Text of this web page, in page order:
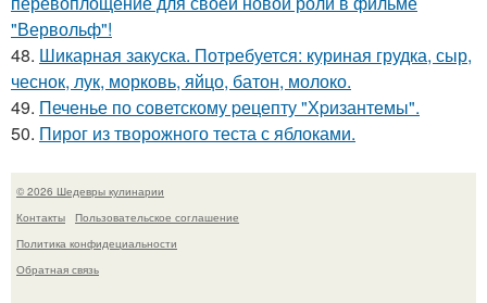
"Вервольф"!
48. Шикарная закуска. Потребуется: куриная грудка, сыр,
чеснок, лук, морковь, яйцо, батон, молоко.
49. Печенье по советскому pецепту "Хpизантемы".
50. Пирог из творожного теста с яблоками.
© 2026 Шедевры кулинарии
Контакты
Пользовательское соглашение
Политика конфидециальности
Обратная связь